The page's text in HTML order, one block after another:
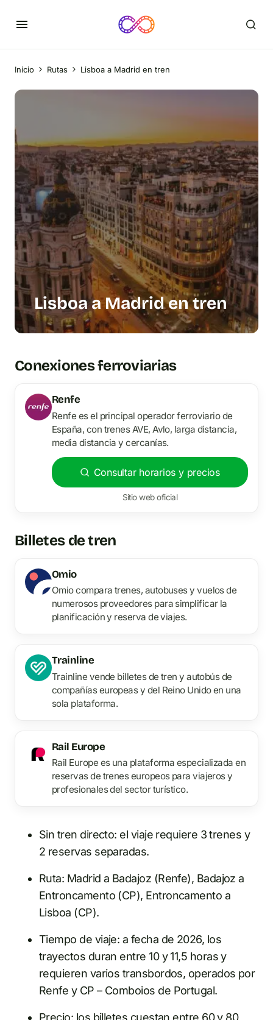
Inicio Rutas Lisboa a Madrid en tren
Lisboa a Madrid en tren
Conexiones ferroviarias
Renfe
Renfe es el principal operador ferroviario de
España, con trenes AVE, Avlo, larga distancia,
media distancia y cercanías.
Consultar horarios y precios
Sitio web oficial
Billetes de tren
Omio
Omio compara trenes, autobuses y vuelos de
numerosos proveedores para simplificar la
planificación y reserva de viajes.
Trainline
Trainline vende billetes de tren y autobús de
compañías europeas y del Reino Unido en una
sola plataforma.
Rail Europe
Rail Europe es una plataforma especializada en
reservas de trenes europeos para viajeros y
profesionales del sector turístico.
Sin tren directo: el viaje requiere 3 trenes y
2 reservas separadas.
Ruta: Madrid a Badajoz (Renfe), Badajoz a
Entroncamento (CP), Entroncamento a
Lisboa (CP).
Tiempo de viaje: a fecha de 2026, los
trayectos duran entre 10 y 11,5 horas y
requieren varios transbordos, operados por
Renfe y CP – Comboios de Portugal.